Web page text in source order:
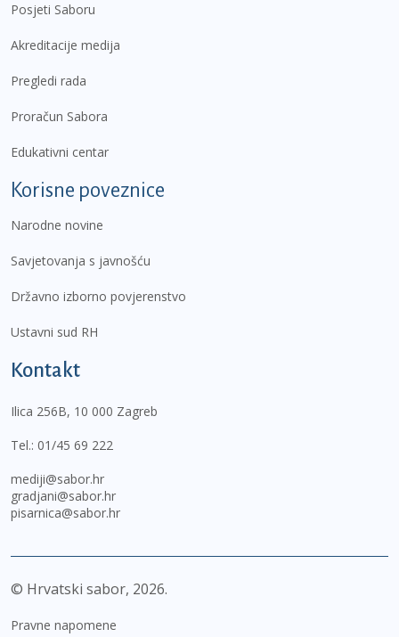
Posjeti Saboru
Akreditacije medija
Pregledi rada
Proračun Sabora
Edukativni centar
Korisne poveznice
Narodne novine
Savjetovanja s javnošću
Državno izborno povjerenstvo
Ustavni sud RH
Kontakt
Ilica 256B, 10 000 Zagreb
Tel.: 01/45 69 222
mediji@sabor.hr
gradjani@sabor.hr
pisarnica@sabor.hr
© Hrvatski sabor, 2026
Pravne napomene